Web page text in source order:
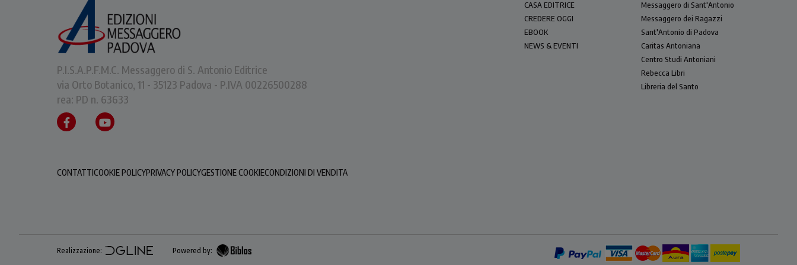
P.I.S.A.P.F.M.C. Messaggero di S. Antonio Editrice
via Orto Botanico, 11 - 35123 Padova - P.IVA 00226500288
rea: PD n. 63633
CONTATTI COOKIE POLICYPRIVACY POLICYGESTIONE COOKIECONDIZIONI DI VENDITA
CASA EDITRICE
CREDERE OGGI
EBOOK
NEWS & EVENTI
Messaggero di Sant'Antonio
Messaggero dei Ragazzi
Sant'Antonio di Padova
Caritas Antoniana
Centro Studi Antoniani
Rebecca Libri
Libreria del Santo
Realizzazione: Powered by: